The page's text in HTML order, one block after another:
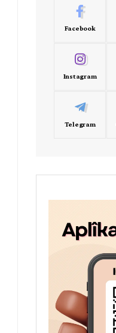
Facebook
Instagram
Telegram